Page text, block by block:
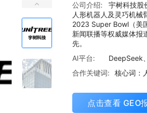
公司介绍:
宇树科技股
人形机器人及灵巧机械
2023 Super Bowl（美
新闻联播等权威媒体报
先。
AI平台:
DeepSeek
合作关键词:
核心词：
点击查看 GEO